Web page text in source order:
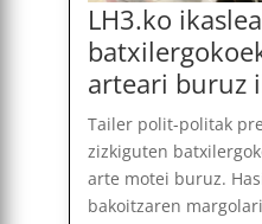
LH3.ko
arteari buruz
Tailer polit-politak
zizkiguten
arte motei buruz.
bakoitzaren